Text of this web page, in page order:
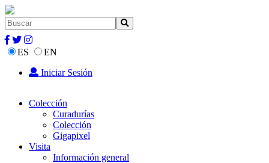
ES
EN
Iniciar Sesión
Colección
Curadurías
Colección
Gigapixel
Visita
Información general